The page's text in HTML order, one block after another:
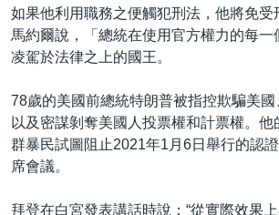
如果他利用職務之便觸犯刑法，他將免受
馬約爾說，「總統在使用官方權力的每一
凌駕於法律之上的國王。
78歲的美國前總統特朗普被指控欺騙美國
以及密謀剝奪美國人投票權和計票權。他
群暴民試圖阻止2021年1月6日舉行的認
席會議。
拜登在白宮發表講話時說：“從實際效果